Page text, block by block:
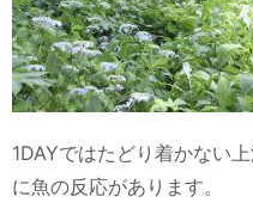
1DAYではたどり着かない
に魚の反応があります。